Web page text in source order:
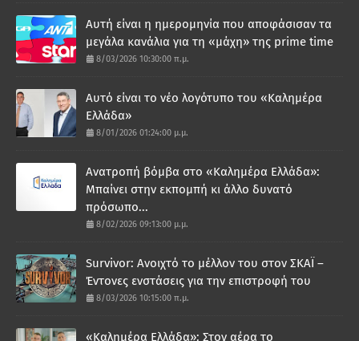
Αυτή είναι η ημερομηνία που αποφάσισαν τα
μεγάλα κανάλια για τη «μάχη» της prime time
8/03/2026 10:30:00 π.μ.
Αυτό είναι το νέο λογότυπο του «Καλημέρα
Ελλάδα»
8/01/2026 01:24:00 μ.μ.
Ανατροπή βόμβα στο «Καλημέρα Ελλάδα»:
Μπαίνει στην εκπομπή κι άλλο δυνατό
πρόσωπο...
8/02/2026 09:13:00 μ.μ.
Survivor: Ανοιχτό το μέλλον του στον ΣΚΑΪ –
Έντονες ενστάσεις για την επιστροφή του
8/03/2026 10:15:00 π.μ.
«Καλημέρα Ελλάδα»: Στον αέρα το